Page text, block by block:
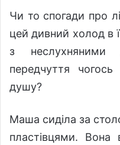
Чи то спогади про
цей дивний холод в
з
передчуття
душу?
Маша сиділа за
пластівцями. Вона